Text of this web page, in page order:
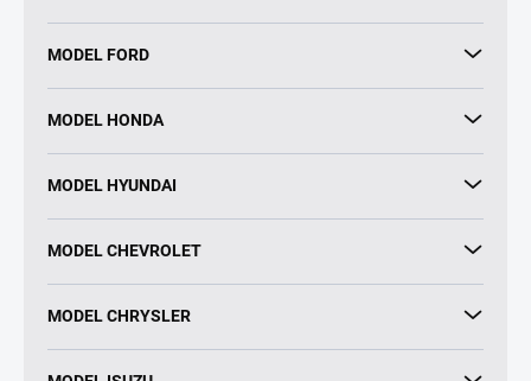
MODEL FORD
MODEL HONDA
MODEL HYUNDAI
MODEL CHEVROLET
MODEL CHRYSLER